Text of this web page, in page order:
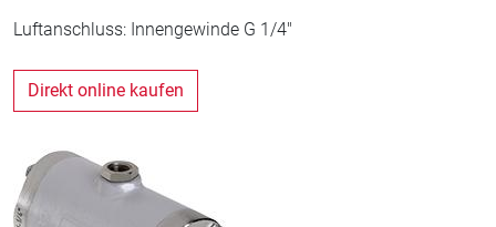
Luftanschluss: Innengewinde G 1/4"
Direkt online kaufen